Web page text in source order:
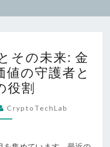
ッ
ト
コ
ン
その未来: 金
値の守護者と
役割
CryptoTechLab